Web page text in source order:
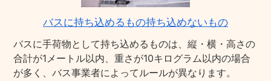
バスに持ち込めるもの持ち込めないもの
バスに手荷物として持ち込めるものは、縦・横・高さの
合計が1メートル以内、重さが10キログラム以内の場合
が多く、バス事業者によってルールが異なります。